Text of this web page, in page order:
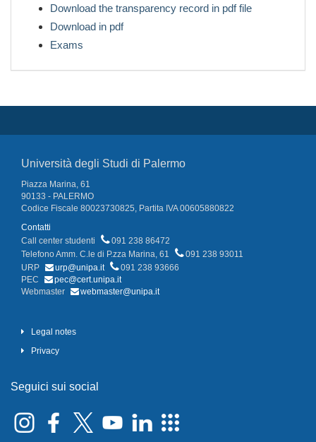
Download the transparency record in pdf file
Download in pdf
Exams
Università degli Studi di Palermo
Piazza Marina, 61
90133 - PALERMO
Codice Fiscale 80023730825, Partita IVA 00605880822
Contatti
Call center studenti
091 238 86472
Telefono Amm. C.le di P.zza Marina, 61
091 238 93011
URP
urp@unipa.it
091 238 93666
PEC
pec@cert.unipa.it
Webmaster
webmaster@unipa.it
Legal notes
Privacy
Seguici sui social